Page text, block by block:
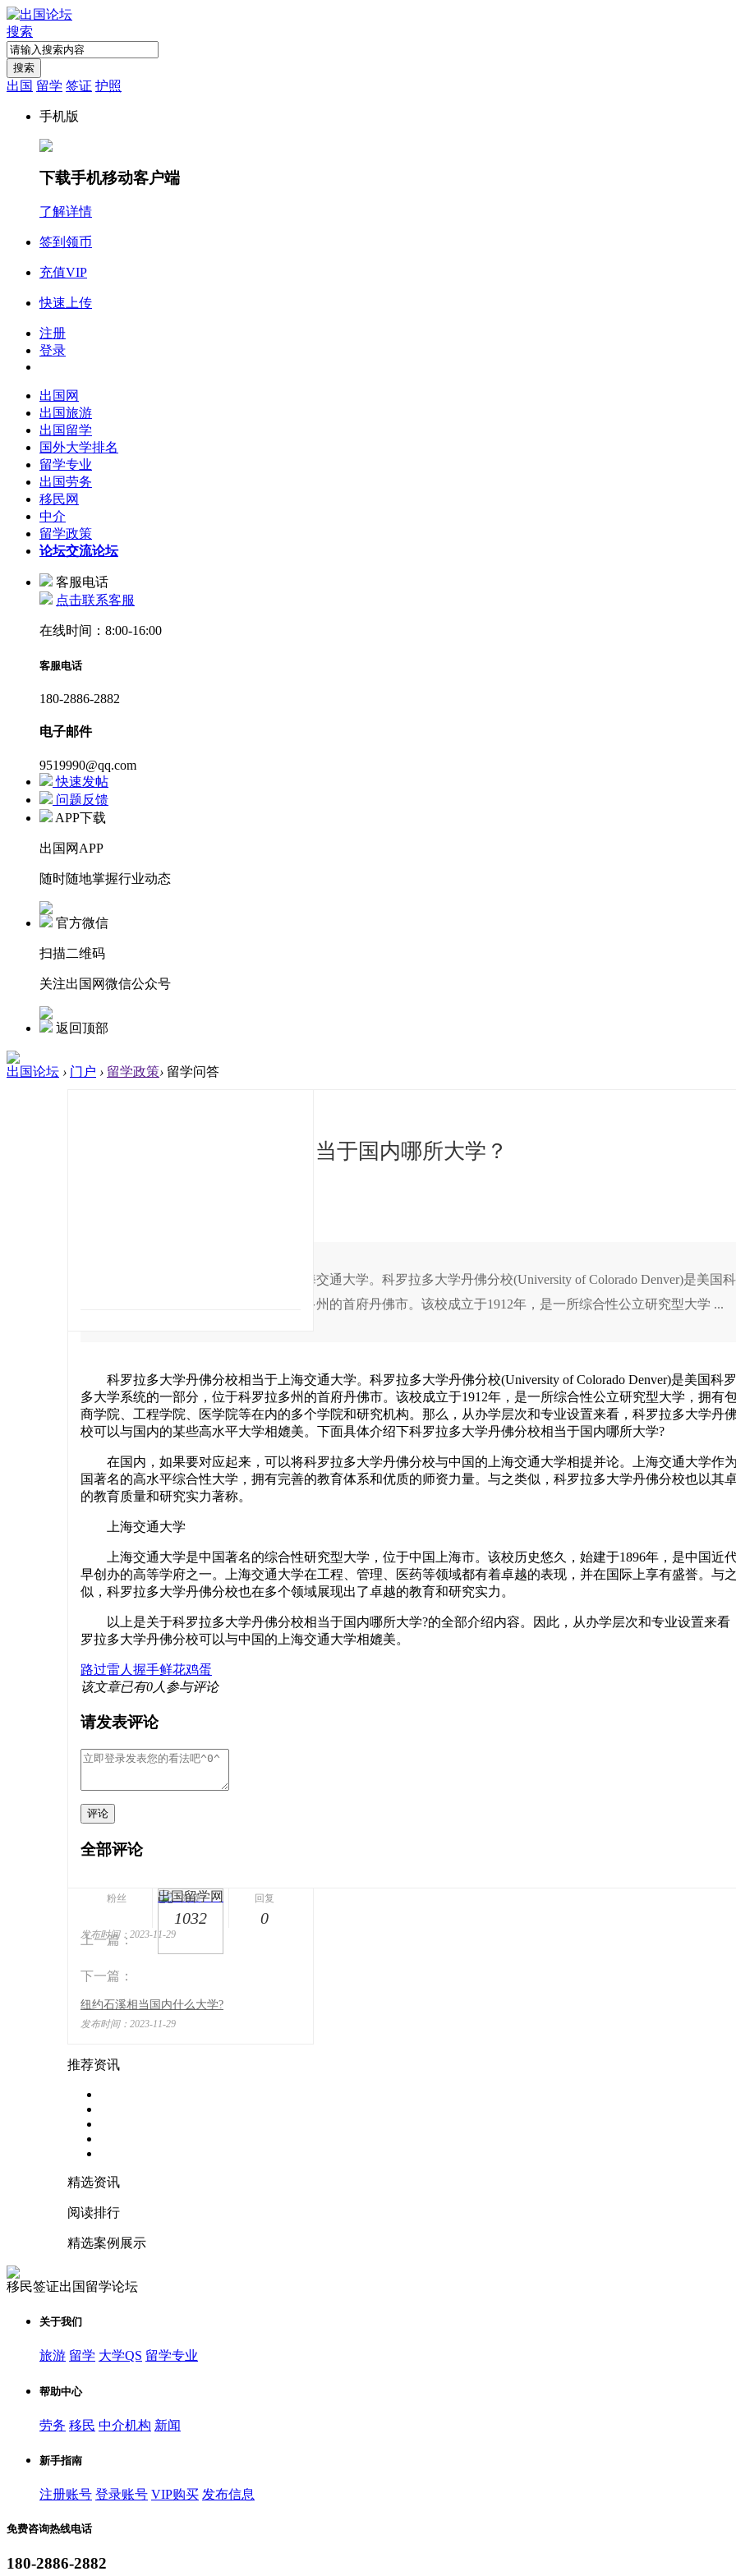
搜索
搜索
出国 留学 签证 护照
手机版
下载手机移动客户端
了解详情
签到领币
充值VIP
快速上传
注册
登录
出国网
出国旅游
出国留学
国外大学排名
留学专业
出国劳务
移民网
中介
留学政策
论坛交流论坛
客服电话
点击联系客服
在线时间：8:00-16:00
客服电话
180-2886-2882
电子邮件
9519990@qq.com
快速发帖
问题反馈
APP下载
出国网APP
随时随地掌握行业动态
官方微信
扫描二维码
关注出国网微信公众号
返回顶部
出国论坛 › 门户 › 留学政策› 留学问答
科罗拉多大学丹佛分校相当于国内哪所大学？
科罗拉多大学丹佛分校相当于上海交通大学。科罗拉多大学丹佛分校(University of Colorado Denver)是美国
拉多大学系统的一部分，位于科罗拉多州的首府丹佛市。该校成立于1912年，是一所综合性公立研究型大学 ...
科罗拉多大学丹佛分校相当于上海交通大学。科罗拉多大学丹佛分校(University of Colorado Denver)是美国科
多大学系统的一部分，位于科罗拉多州的首府丹佛市。该校成立于1912年，是一所综合性公立研究型大学，拥有
商学院、工程学院、医学院等在内的多个学院和研究机构。那么，从办学层次和专业设置来看，科罗拉多大学丹
校可以与国内的某些高水平大学相媲美。下面具体介绍下科罗拉多大学丹佛分校相当于国内哪所大学?
在国内，如果要对应起来，可以将科罗拉多大学丹佛分校与中国的上海交通大学相提并论。上海交通大学作
国著名的高水平综合性大学，拥有完善的教育体系和优质的师资力量。与之类似，科罗拉多大学丹佛分校也以其
的教育质量和研究实力著称。
上海交通大学
上海交通大学是中国著名的综合性研究型大学，位于中国上海市。该校历史悠久，始建于1896年，是中国近
早创办的高等学府之一。上海交通大学在工程、管理、医药等领域都有着卓越的表现，并在国际上享有盛誉。与
似，科罗拉多大学丹佛分校也在多个领域展现出了卓越的教育和研究实力。
以上是关于科罗拉多大学丹佛分校相当于国内哪所大学?的全部介绍内容。因此，从办学层次和专业设置来看
罗拉多大学丹佛分校可以与中国的上海交通大学相媲美。
路过雷人握手鲜花鸡蛋
该文章已有0人参与评论
请发表评论
评论
全部评论
出国留学网
粉丝 阅读
1032
回复
0
上一篇：
发布时间：2023-11-29
下一篇：
纽约石溪相当国内什么大学?
发布时间：2023-11-29
推荐资讯
精选资讯
阅读排行
精选案例展示
移民签证出国留学论坛
关于我们
旅游 留学 大学QS 留学专业
帮助中心
劳务 移民 中介机构 新闻
新手指南
注册账号 登录账号 VIP购买 发布信息
免费咨询热线电话
180-2886-2882